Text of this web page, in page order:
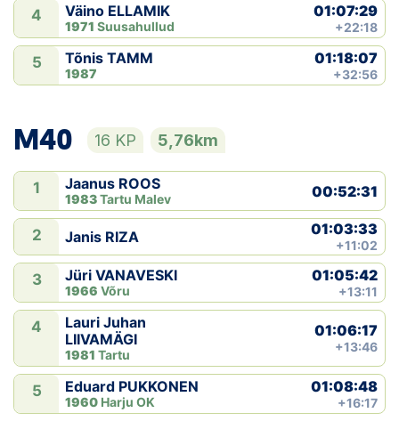
4 Väino ELLAMIK
1971 Suusahullud
01:07:29
+22:18
5 Tõnis TAMM
1987
01:18:07
+32:56
M40 16 KP 5,76km
1 Jaanus ROOS
1983Tartu Malev 00:52:31
2 Janis RIZA 01:03:33
+11:02
3 Jüri VANAVESKI
1966 Võru
01:05:42
+13:11
4
Lauri Juhan
LIIVAMÄGI
1981 Tartu
01:06:17
+13:46
5 Eduard PUKKONEN
1960 Harju OK
01:08:48
+16:17